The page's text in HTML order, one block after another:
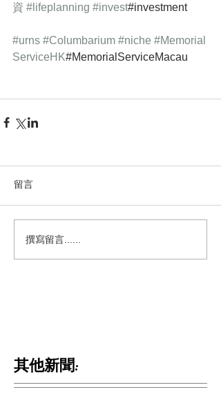
資 #lifeplanning #invest#investment
#urns #Columbarium #niche #Memorial
ServiceHK#MemorialServiceMacau
留言
撰寫留言......
其他新聞: